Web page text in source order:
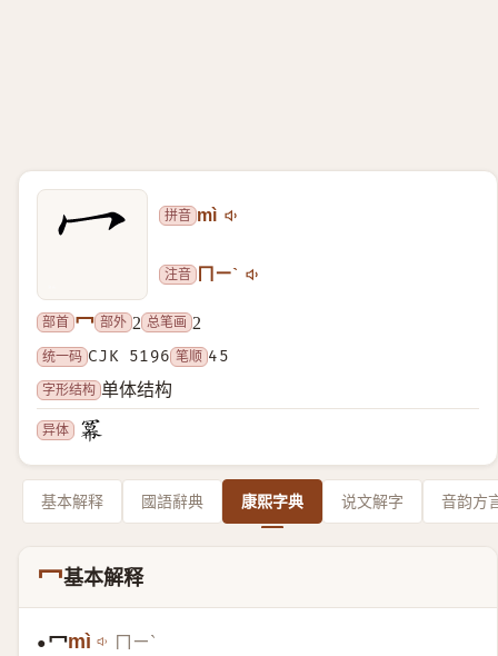
拼音 mì
注音 ㄇㄧˋ
部首 冖 部外 2 总笔画 2
统一码 CJK 5196 笔顺 45
字形结构 单体结构
异体
基本解释 國語辭典 康熙字典 说文解字 音韵方
冖基本解释
● 冖mì ㄇㄧˋ